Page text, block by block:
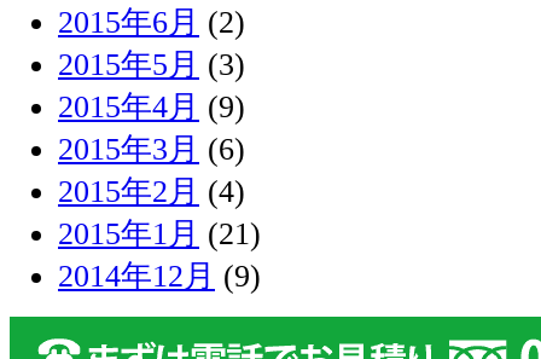
2015年6月 (2)
2015年5月 (3)
2015年4月 (9)
2015年3月 (6)
2015年2月 (4)
2015年1月 (21)
2014年12月 (9)